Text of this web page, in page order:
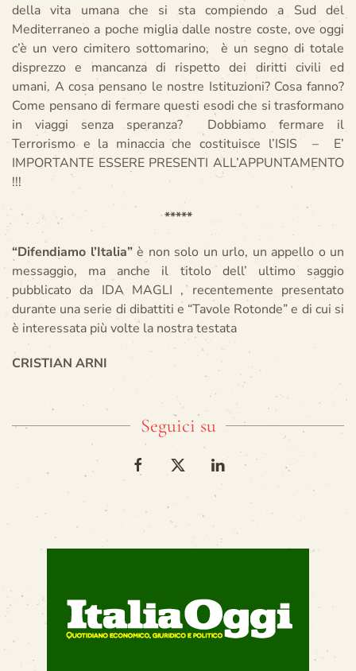
della vita umana che si sta compiendo a Sud del
Mediterraneo a poche miglia dalle nostre coste, ove oggi
c’è un vero cimitero sottomarino, è un segno di totale
disprezzo e mancanza di rispetto dei diritti civili ed
umani. A cosa pensano le nostre Istituzioni? Cosa fanno?
Come pensano di fermare questi esodi che si trasformano
in viaggi senza speranza? Dobbiamo fermare il
Terrorismo e la minaccia che costituisce l’ISIS – E’
IMPORTANTE ESSERE PRESENTI ALL’APPUNTAMENTO
!!!
*****
“Difendiamo l’Italia”è non solo un urlo, un appello o un
messaggio, ma anche il titolo dell’ ultimo saggio
pubblicato da IDA MAGLI , recentemente presentato
durante una serie di dibattiti e “Tavole Rotonde” e di cui si
è interessata più volte la nostra testata
CRISTIAN ARNI
Seguici su